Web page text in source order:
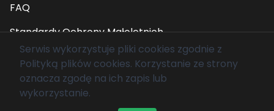
FAQ
Standardy Ochrony Małoletnich
© 2026 Fundacja Mam Marzenie. Wszelkie prawa
zastrzeżone.
Serwis wykorzystuje pliki cookies zgodnie z
Polityką plików cookies. Korzystanie ze strony
oznacza zgodę na ich zapis lub
wykorzystanie.